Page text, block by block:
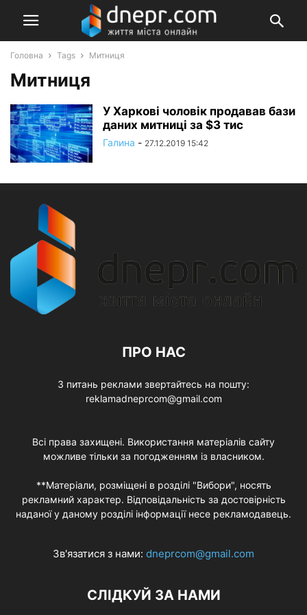
Головна Tags Митниця
Митниця
У Харкові чоловік продавав бази
даних митниці за $3 тис
Галина - 27.12.2019 15:42
ПРО НАС
З питань реклами звертайтесь на пошту:
reklamadneprcom@gmail.com
Всі права захищені. Використання матеріалів сайту
можливе тільки за погодженням із власником.
**Матеріали, розміщені в розділі "Вибори", носять
рекламний характер. Відповідальність за достовірність
наданої у даному розділі інформації несе рекламодавець.
Зв'язатися з нами: dneprcom@gmail.com
СЛІДКУЙ ЗА НАМИ